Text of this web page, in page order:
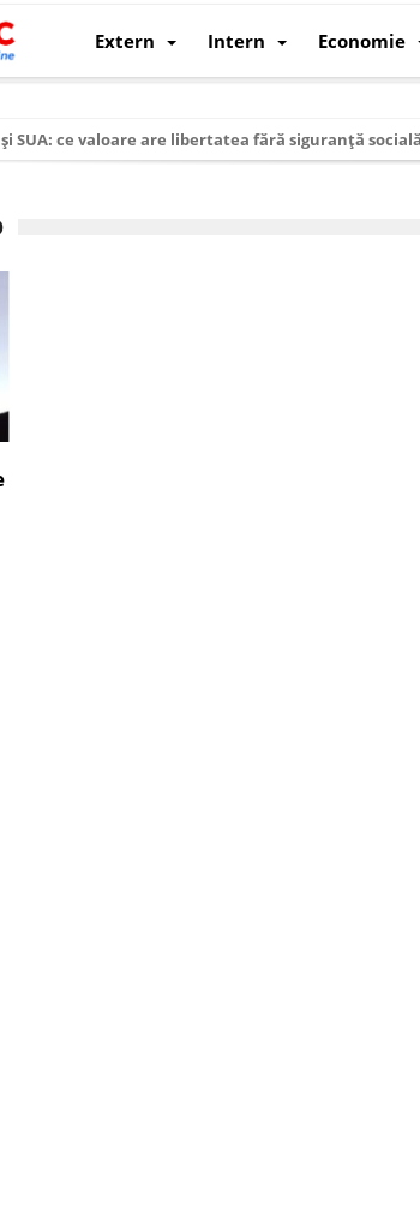
Extern Intern Economie
și SUA: ce valoare are libertatea fără siguranță
al SUA: cum au devenit cea mai mare
în Uniunea Europeană. Ce ne așteaptă? –
ROExit pentru a supraviețui ca țară
prin nanoparticule
un nou cip AI pentru a înlocui Nvidia